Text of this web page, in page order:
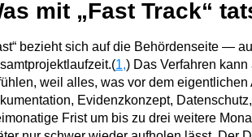
mit „Fast Track“
bezieht sich auf die Behördenseite —
1,) Das Verfahren
weil alles, was vor dem
Evidenzkonzept,
Frist um bis zu drei weitere